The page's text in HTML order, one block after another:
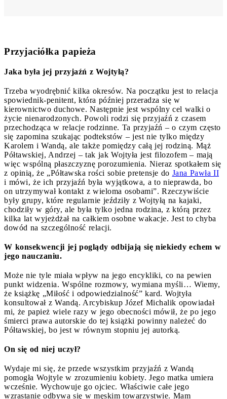
Przyjaciółka papieża
Jaka była jej przyjaźń z Wojtyłą?
Trzeba wyodrębnić kilka okresów. Na początku jest to relacja
spowiednik-penitent, która później przeradza się w
kierownictwo duchowe. Następnie jest wspólny cel walki o
życie nienarodzonych. Powoli rodzi się przyjaźń z czasem
przechodząca w relacje rodzinne. Ta przyjaźń – o czym często
się zapomina szukając podtekstów – jest nie tylko między
Karolem i Wandą, ale także pomiędzy całą jej rodziną. Mąż
Półtawskiej, Andrzej – tak jak Wojtyła jest filozofem – mają
więc wspólną płaszczyznę porozumienia. Nieraz spotkałem się
z opinią, że „Półtawska rości sobie pretensje do Jana Pawła II
i mówi, że ich przyjaźń była wyjątkowa, a to nieprawda, bo
on utrzymywał kontakt z wieloma osobami”. Rzeczywiście
były grupy, które regularnie jeździły z Wojtyłą na kajaki,
chodziły w góry, ale była tylko jedna rodzina, z którą przez
kilka lat wyjeżdżał na całkiem osobne wakacje. Jest to chyba
dowód na szczególność relacji.
W konsekwencji jej poglądy odbijają się niekiedy echem w
jego nauczaniu.
Może nie tyle miała wpływ na jego encykliki, co na pewien
punkt widzenia. Wspólne rozmowy, wymiana myśli… Wiemy,
że książkę „Miłość i odpowiedzialność” kard. Wojtyła
konsultował z Wandą. Arcybiskup Józef Michalik opowiadał
mi, że papież wiele razy w jego obecności mówił, że po jego
śmierci prawa autorskie do tej książki powinny należeć do
Półtawskiej, bo jest w równym stopniu jej autorką.
On się od niej uczył?
Wydaje mi się, że przede wszystkim przyjaźń z Wandą
pomogła Wojtyle w zrozumieniu kobiety. Jego matka umiera
wcześnie. Wychowuje go ojciec. Właściwie całe jego
wzrastanie odbywa się w męskim towarzystwie. Mam